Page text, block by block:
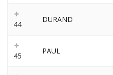
44
DURAND
45
PAUL